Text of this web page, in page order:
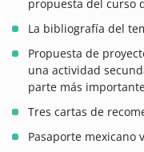
propuesta del curso
La bibliografía del
Propuesta de
una actividad
parte más
Tres cartas de
Pasaporte mexicano